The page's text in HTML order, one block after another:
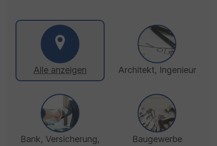
Alle anzeigen Architekt, Ingenieur
Bank, Versicherung,
Baugewerbe